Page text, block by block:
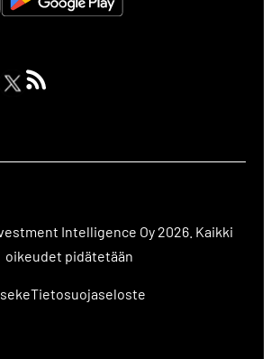
Intelligence Oy 2026. Kaikki
oikeudet pidätetään
Tietosuojaseloste